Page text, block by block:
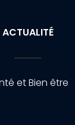
ACTUALITÉ
et Bien être